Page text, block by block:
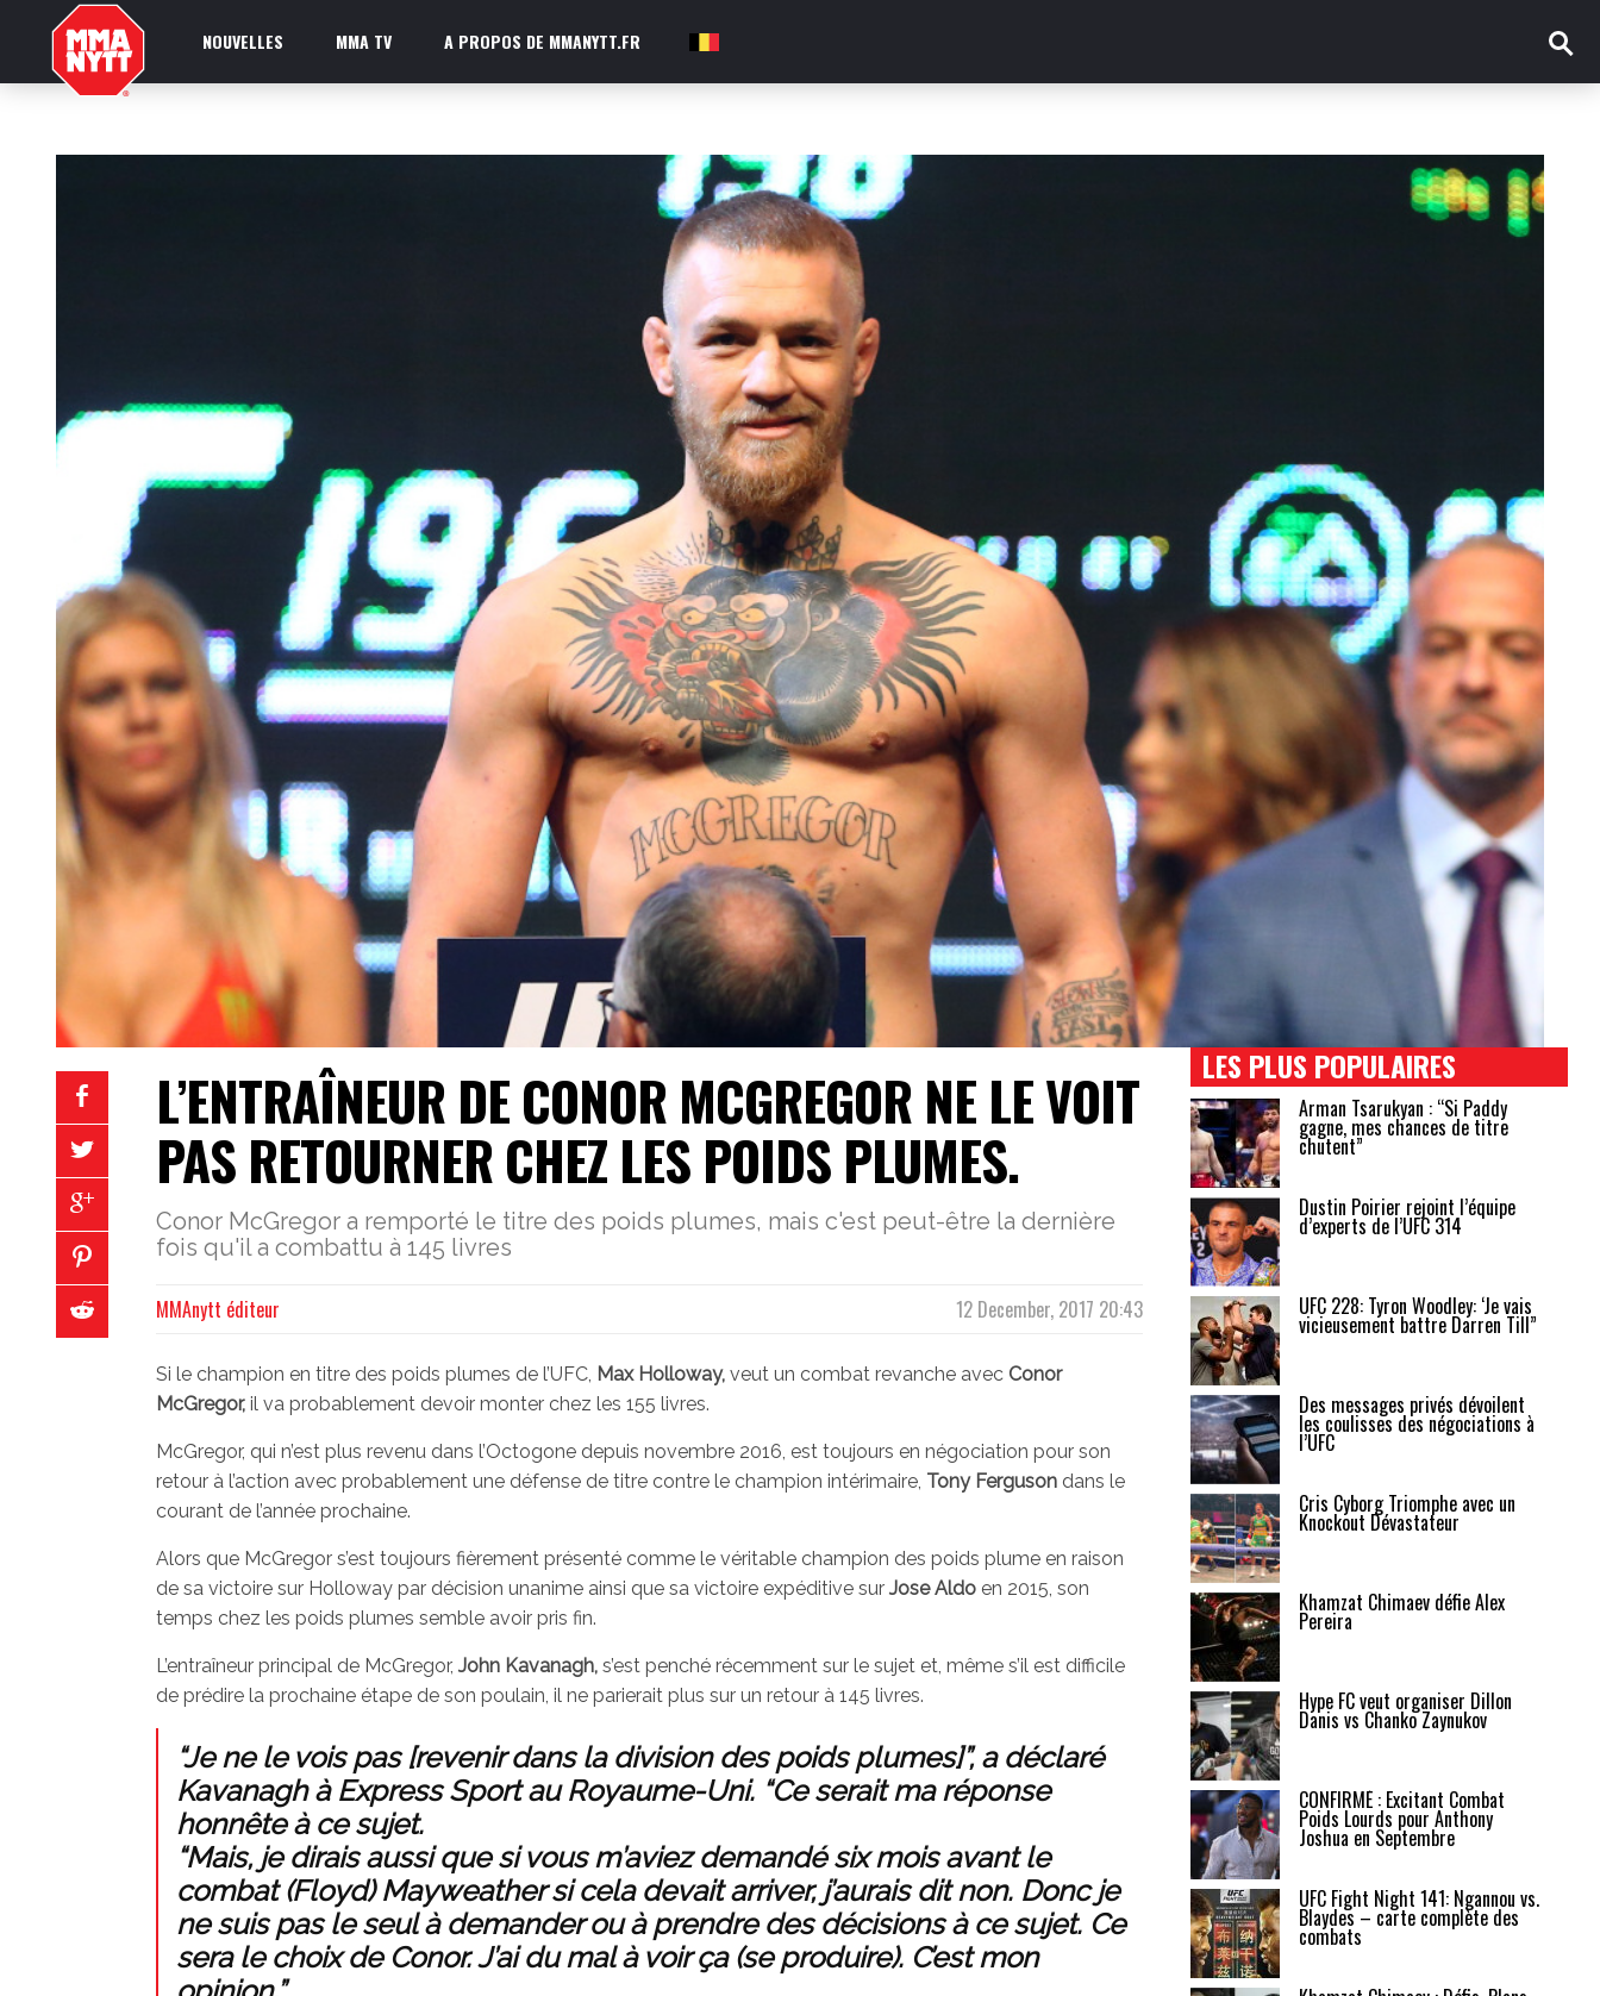
NOUVELLES MMA TV A PROPOS DE MMANYTT.FR FR
L’ENTRAÎNEUR DE CONOR MCGREGOR NE LE VOIT
PAS RETOURNER CHEZ LES POIDS PLUMES.
Conor McGregor a remporté le titre des poids plumes, mais c'est peut-être la dernière
fois qu'il a combattu à 145 livres
12 December, 2017 20:43
MMAnytt éditeur
Si le champion en titre des poids plumes de l’UFC, Max Holloway, veut un combat revanche avec Conor
McGregor, il va probablement devoir monter chez les 155 livres.
McGregor, qui n’est plus revenu dans l’Octogone depuis novembre 2016, est toujours en négociation pour son
retour à l’action avec probablement une défense de titre contre le champion intérimaire, Tony Ferguson dans le
courant de l’année prochaine.
Alors que McGregor s’est toujours fièrement présenté comme le véritable champion des poids plume en raison
de sa victoire sur Holloway par décision unanime ainsi que sa victoire expéditive sur Jose Aldo en 2015, son
temps chez les poids plumes semble avoir pris fin.
L’entraîneur principal de McGregor, John Kavanagh, s’est penché récemment sur le sujet et, même s’il est difficile
de prédire la prochaine étape de son poulain, il ne parierait plus sur un retour à 145 livres.
“Je ne le vois pas [revenir dans la division des poids plumes]”, a déclaré
Kavanagh à Express Sport au Royaume-Uni. “Ce serait ma réponse
honnête à ce sujet.
“Mais, je dirais aussi que si vous m’aviez demandé six mois avant le
combat (Floyd) Mayweather si cela devait arriver, j’aurais dit non. Donc je
ne suis pas le seul à demander ou à prendre des décisions à ce sujet. Ce
sera le choix de Conor. J’ai du mal à voir ça (se produire). C’est mon
LES PLUS POPULAIRES
Arman Tsarukyan : “Si Paddy
gagne, mes chances de titre
chutent”
Dustin Poirier rejoint l’équipe
d’experts de l’UFC 314
UFC 228: Tyron Woodley: ‘Je vais
vicieusement battre Darren Till”
Des messages privés dévoilent
les coulisses des négociations à
l’UFC
Cris Cyborg Triomphe avec un
Knockout Dévastateur
Khamzat Chimaev défie Alex
Pereira
Hype FC veut organiser Dillon
Danis vs Chanko Zaynukov
CONFIRMÉ : Excitant Combat
Poids Lourds pour Anthony
Joshua en Septembre
UFC Fight Night 141: Ngannou vs.
Blaydes – carte complète des
combats